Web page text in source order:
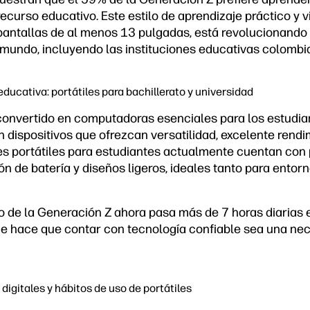
educativo. Este estilo de aprendizaje práctico y
de al menos 13 pulgadas, está
incluyendo las instituciones educativas
portátiles para bachillerato y universidad
en computadoras esenciales para los
dispositivos que ofrezcan versatilidad, excelente
portátiles para estudiantes actualmente cuentan con
de batería y diseños ligeros, ideales tanto para
de la Generación Z ahora pasa más de 7 horas
hace que contar con tecnología confiable sea una
y hábitos de uso de portátiles